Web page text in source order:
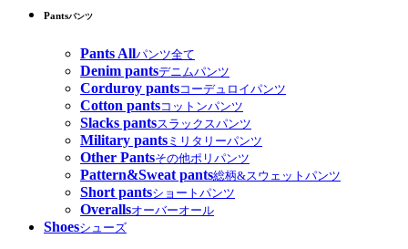
Pantsパンツ
Pants Allパンツ全て
Denim pantsデニムパンツ
Corduroy pantsコーデュロイパンツ
Cotton pantsコットンパンツ
Slacks pantsスラックスパンツ
Military pants ミリタリーパンツ
Other Pantsその他ポリパンツ
Pattern&Sweat pants総柄&スウェットパンツ
Short pantsショートパンツ
Overallsオーバーオール
Shoesシューズ